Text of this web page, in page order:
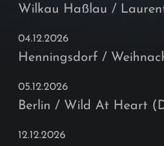
Wilkau Haßlau /
04.12.2026
Henningsdorf /
05.12.2026
Berlin / Wild At Heart
12.12.2026